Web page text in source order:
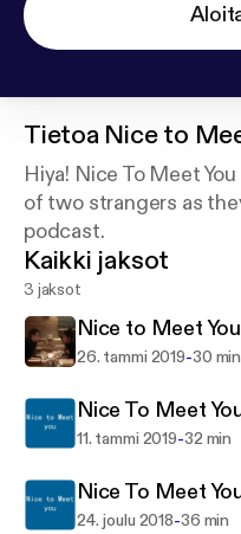
Tietoa Nice to
Hiya! Nice To Meet
of two strangers as
podcast.
Kaikki jaksot
3 jaksot
Nice to Meet
26. tammi 2019-30 min
Nice To Meet
11. tammi 2019-32 min
Nice To Meet
24. joulu 2018-36 min